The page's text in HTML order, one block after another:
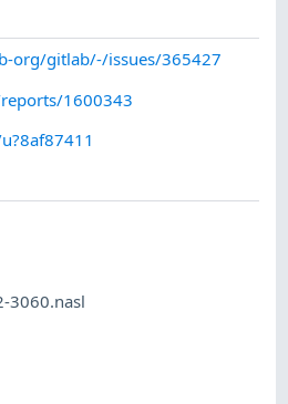
org/gitlab/-/issues/365427
1600343
3060.nasl